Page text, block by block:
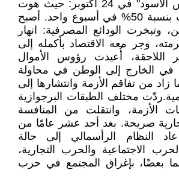
1929، تلاه "الخميس الأسود" في 24 أكتوبر: حيث هوت
بورصة وول ستريت بنسبة 50% في أسبوع واحد. أصبح
وتبخرت الودائع المصرفية: انهار
وجر معه الاقتصاد بأكمله إلى
اللاحقة، أُعيدت رؤوس الأموال
في الخارج إلى الوطن في محاولة
زاد من تفاقم الأزمة وانتشارها إلى
مختلف الطبقات البرجوازية
الأزمة، وانتقلت من المنافسة
صريحة. بعد أحد عشر عامًا من
النظام الرأسمالي إلى حالة
الاجتماعية والحرب التجارية،
بعضًا، بإغراق المجتمع في حرب